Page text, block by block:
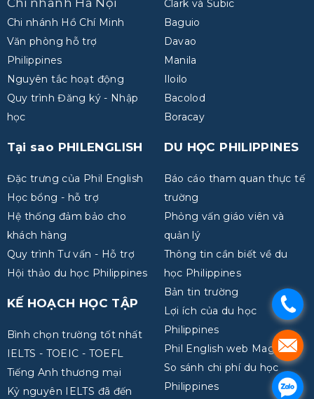
Chi nhánh Hà Nội
Chi nhánh Hồ Chí Minh
Văn phòng hỗ trợ
Philippines
Nguyên tắc hoạt động
Quy trình Đăng ký - Nhập
học
Tại sao PHILENGLISH
Đặc trưng của Phil English
Học bổng - hỗ trợ
Hệ thống đảm bảo cho
khách hàng
Quy trình Tư vấn - Hỗ trợ
Hội thảo du học Philippines
KẾ HOẠCH HỌC TẬP
Bình chọn trường tốt nhất
IELTS - TOEIC - TOEFL
Tiếng Anh thương mại
Kỷ nguyên IELTS đã đến
Clark và Subic
Baguio
Davao
Manila
Iloilo
Bacolod
Boracay
DU HỌC PHILIPPINES
Báo cáo tham quan thực tế
trường
Phỏng vấn giáo viên và
quản lý
Thông tin cần biết về du
học Philippines
Bản tin trường
Lợi ích của du học
Philippines
Phil English web Magazine
So sánh chi phí du học
Philippines
.
.
.